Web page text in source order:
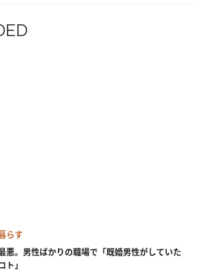
らす
悪。男性ばかりの職場で「既婚男性がしていた
ト」